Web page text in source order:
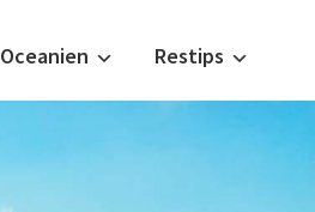
Oceanien Restips